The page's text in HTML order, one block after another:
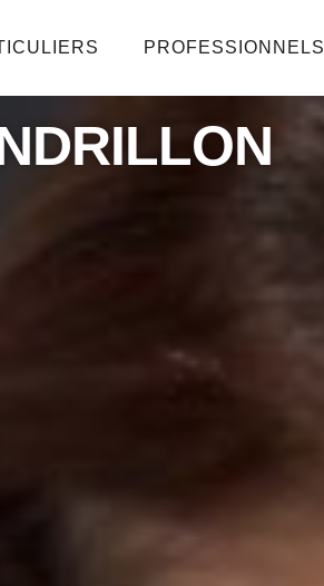
PROFESSIONNELS